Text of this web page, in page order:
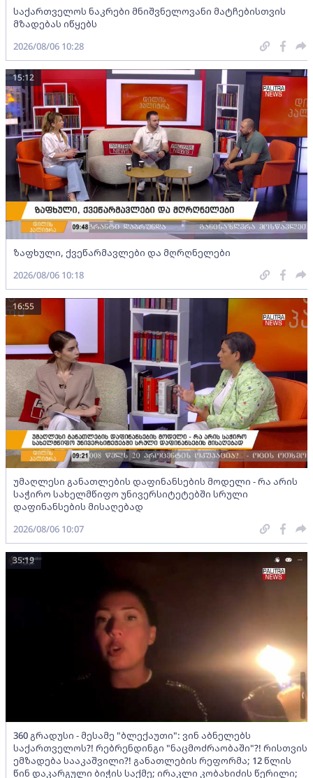
საქართველოს ნაკრები მნიშვნელოვანი მატჩებისთვის
მზადებას იწყებს
2026/08/06 10:28
ზაფხული, ქვეწარმავლები და მღრღნელები
15:12
2026/08/06 10:18
უმაღლესი განათლების დაფინანსების მოდელი - რა არის
საჭირო სახელმწიფო უნივერსიტეტებში სრული
დაფინანსების მისაღებად
16:55
2026/08/06 10:07
360 გრადუსი - მესამე "ბლექაუთი": ვინ აბნელებს
საქართველოს?! რებრენდინგი "ნაცმოძრაობაში"?! რისთვის
ემზადება სააკაშვილი?! განათლების რეფორმა; 12 წლის
წინ დაკარგული ბიჭის საქმე; ირაკლი კობახიძის წერილი;
35:19